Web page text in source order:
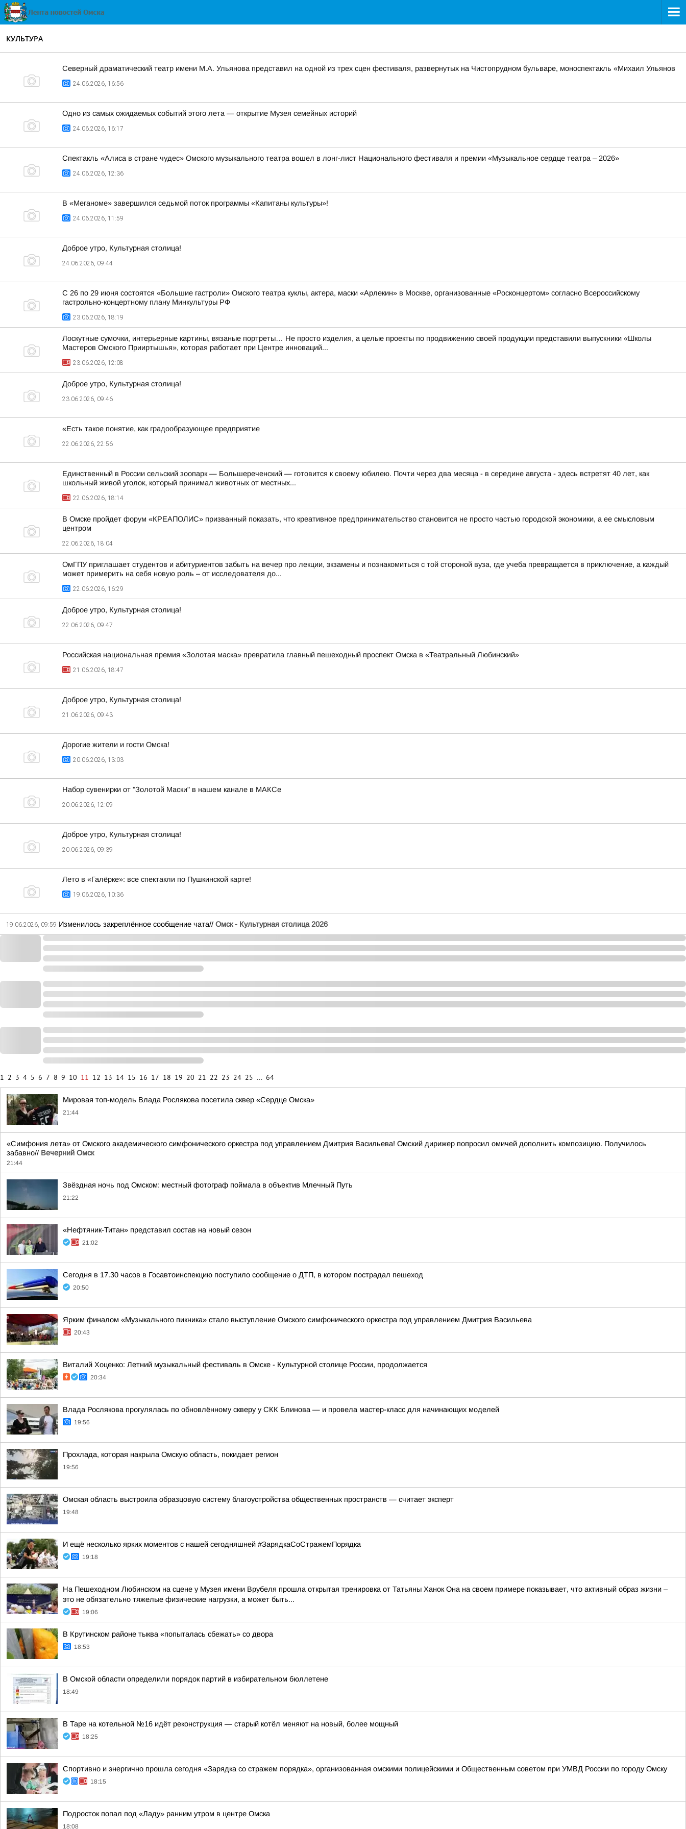
КУЛЬТУРА
Северный драматический театр имени М.А. Ульянова представил на одной из трех сцен фестиваля, развернутых на Чистопрудном бульваре, моноспектакль «Михаил Ульянов
24.06.2026, 16:56
Одно из самых ожидаемых событий этого лета — открытие Музея семейных историй
24.06.2026, 16:17
Спектакль «Алиса в стране чудес» Омского музыкального театра вошел в лонг-лист Национального фестиваля и премии «Музыкальное сердце театра – 2026»
24.06.2026, 12:36
В «Меганоме» завершился седьмой поток программы «Капитаны культуры»!
24.06.2026, 11:59
Доброе утро, Культурная столица!
24.06.2026, 09:44
С 26 по 29 июня состоятся «Большие гастроли» Омского театра куклы, актера, маски «Арлекин» в Москве, организованные «Росконцертом» согласно Всероссийскому
гастрольно-концертному плану Минкультуры РФ
23.06.2026, 18:19
Лоскутные сумочки, интерьерные картины, вязаные портреты… Не просто изделия, а целые проекты по продвижению своей продукции представили выпускники «Школы
Мастеров Омского Прииртышья», которая работает при Центре инноваций...
23.06.2026, 12:08
Доброе утро, Культурная столица!
23.06.2026, 09:46
«Есть такое понятие, как градообразующее предприятие
22.06.2026, 22:56
Единственный в России сельский зоопарк — Большереченский — готовится к своему юбилею. Почти через два месяца - в середине августа - здесь встретят 40 лет, как
школьный живой уголок, который принимал животных от местных...
22.06.2026, 18:14
В Омске пройдет форум «КРЕАПОЛИС» призванный показать, что креативное предпринимательство становится не просто частью городской экономики, а ее смысловым
центром
22.06.2026, 18:04
ОмГПУ приглашает студентов и абитуриентов забыть на вечер про лекции, экзамены и познакомиться с той стороной вуза, где учеба превращается в приключение, а каждый
может примерить на себя новую роль – от исследователя до...
22.06.2026, 16:29
Доброе утро, Культурная столица!
22.06.2026, 09:47
Российская национальная премия «Золотая маска» превратила главный пешеходный проспект Омска в «Театральный Любинский»
21.06.2026, 18:47
Доброе утро, Культурная столица!
21.06.2026, 09:43
Дорогие жители и гости Омска!
20.06.2026, 13:03
Набор сувенирки от "Золотой Маски" в нашем канале в МАКСе
20.06.2026, 12:09
Доброе утро, Культурная столица!
20.06.2026, 09:39
Лето в «Галёрке»: все спектакли по Пушкинской карте!
19.06.2026, 10:36
19.06.2026, 09:59 Изменилось закреплённое сообщение чата// Омск - Культурная столица 2026
1 2 3 4 5 6 7 8 9 10 11 12 13 14 15 16 17 18 19 20 21 22 23 24 25 ... 64
Мировая топ-модель Влада Рослякова посетила сквер «Сердце Омска»
21:44
«Симфония лета» от Омского академического симфонического оркестра под управлением Дмитрия Васильева! Омский дирижер попросил омичей дополнить композицию. Получилось
забавно// Вечерний Омск
21:44
Звёздная ночь под Омском: местный фотограф поймала в объектив Млечный Путь
21:22
«Нефтяник-Титан» представил состав на новый сезон
21:02
Сегодня в 17.30 часов в Госавтоинспекцию поступило сообщение о ДТП, в котором пострадал пешеход
20:50
Ярким финалом «Музыкального пикника» стало выступление Омского симфонического оркестра под управлением Дмитрия Васильева
20:43
Виталий Хоценко: Летний музыкальный фестиваль в Омске - Культурной столице России, продолжается
20:34
Влада Рослякова прогулялась по обновлённому скверу у СКК Блинова — и провела мастер-класс для начинающих моделей
19:56
Прохлада, которая накрыла Омскую область, покидает регион
19:56
Омская область выстроила образцовую систему благоустройства общественных пространств — считает эксперт
19:48
И ещё несколько ярких моментов с нашей сегодняшней #ЗарядкаСоСтражемПорядка
19:18
На Пешеходном Любинском на сцене у Музея имени Врубеля прошла открытая тренировка от Татьяны Ханок Она на своем примере показывает, что активный образ жизни –
это не обязательно тяжелые физические нагрузки, а может быть...
19:06
В Крутинском районе тыква «попыталась сбежать» со двора
18:53
В Омской области определили порядок партий в избирательном бюллетене
18:49
В Таре на котельной №16 идёт реконструкция — старый котёл меняют на новый, более мощный
18:25
Спортивно и энергично прошла сегодня «Зарядка со стражем порядка», организованная омскими полицейскими и Общественным советом при УМВД России по городу Омску
18:15
Подросток попал под «Ладу» ранним утром в центре Омска
18:08